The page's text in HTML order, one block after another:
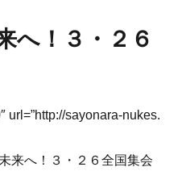
へ！３・２６
url=”http://sayonara-nukes.
来へ！３・２６全国集会